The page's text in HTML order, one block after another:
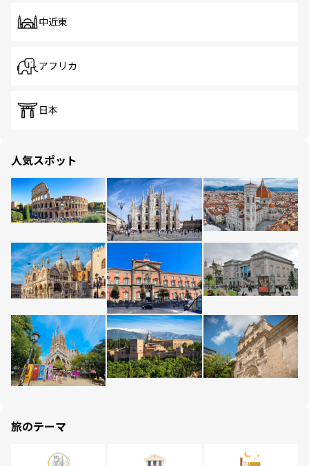
中近東
アフリカ
日本
人気スポット
旅のテーマ